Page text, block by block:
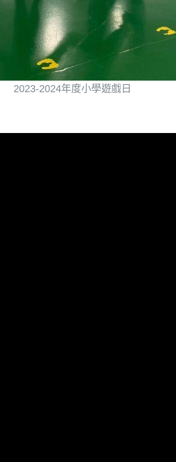
2023-2024年度小學遊戲日